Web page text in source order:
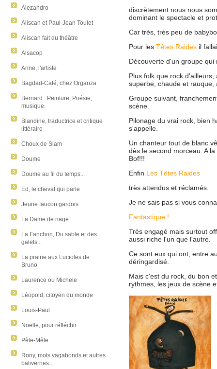
Alezandro
Aliscan et Paul-Jean Toulet
Aliscan fait du théâtre
Alsacop
Anne, l'artiste
Bagdad-Café, chez Organza
Bernard : Peinture, Poésie,
musique.
Blandine, traductrice et critique
littéraire
Choux de Siam
Doume
Doume au fil du temps...
Ed, le cheval qui parle
Jeune faucon gardois
La Dame de nage
La Fanchon, Du sable et des
galets...
La prairie aux Lucioles de
Bruno
Laurence ou Michele
Léopold, citoyen du monde
Louis-Paul
Noelle, pour réfléchir
Pêle-Mêle
Rony, mots vagabonds et autres
balivernes...
discrètement nous nous
dominant le spectacle et
Car très, très peu de
Pour les Têtes Raides il
Découverte d'un groupe
Plus folk que rock
superbe, chaude et rauque,
Groupe suivant,
scène.
Pilonage du vrai rock, bien
s'appelle.
Un chanteur tout de blanc
dès le second morceau. A
Bof!!!
Enfin Les Têtes Raides
très attendus et réclamés.
Je ne sais pas si vous
Fantastique !
Très engagé mais surtout
aussi riche l'un que l'autre.
Ce sont eux qui ont, entre
déringardisé.
Mais c'est du rock, du bon
rythmes, les jeux de scène